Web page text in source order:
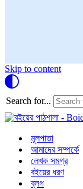
Skip to content
Search for...
মূলপাতা
আমাদের সম্পর্কে
লেখক সমগ্র
বইয়ের ধরণ
ব্লগ